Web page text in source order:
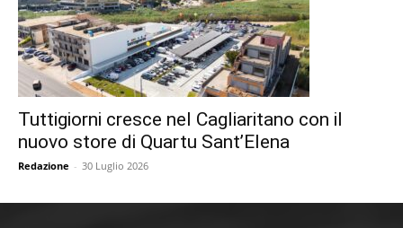
Tuttigiorni cresce nel Cagliaritano con il
nuovo store di Quartu Sant’Elena
Redazione - 30 Luglio 2026